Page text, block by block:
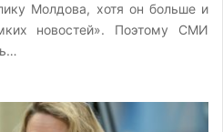
Молдова, хотя он больше и
новостей». Поэтому СМИ